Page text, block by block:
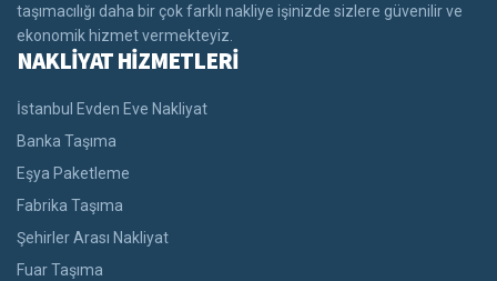
taşımacılığı daha bir çok farklı nakliye işinizde sizlere güvenilir ve
ekonomik hizmet vermekteyiz.
NAKLİYAT HİZMETLERİ
İstanbul Evden Eve Nakliyat
Banka Taşıma
Eşya Paketleme
Fabrika Taşıma
Şehirler Arası Nakliyat
Fuar Taşıma